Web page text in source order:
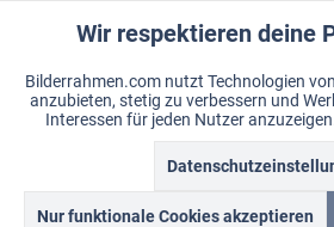
Merkzettel
Menü
Carnivale
Funktionale
Marketing
Wir respektieren deine
Bilderrahmen.com nutzt Technologien
anzubieten, stetig zu verbessern und
Interessen für jeden Nutzer
Nur funktionale Cookies akzeptieren